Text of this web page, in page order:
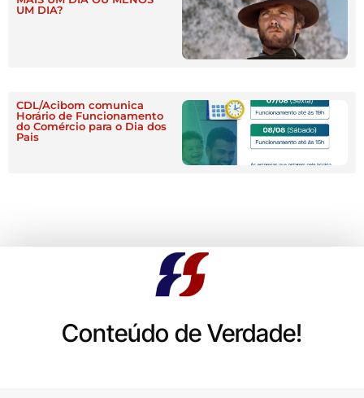
UM DIA?
CDL/Acibom comunica
Horário de Funcionamento
do Comércio para o Dia dos
Pais
Conteúdo de Verdade!